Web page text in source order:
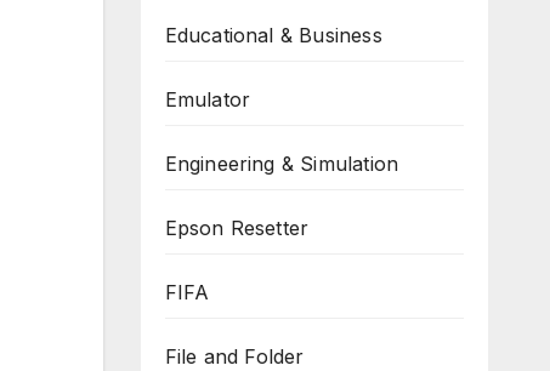
Educational & Business
Emulator
Engineering & Simulation
Epson Resetter
FIFA
File and Folder